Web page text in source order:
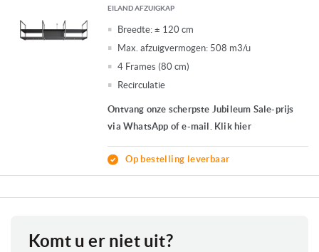
EILAND AFZUIGKAP
Breedte: ± 120 cm
Max. afzuigvermogen: 508 m3/u
4 Frames (80 cm)
Recirculatie
Ontvang onze scherpste Jubileum Sale-prijs
via WhatsApp of e-mail. Klik hier
Op bestelling leverbaar
Komt u er niet uit?